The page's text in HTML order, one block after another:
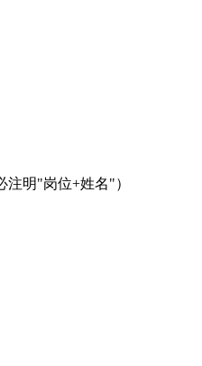
注明"岗位+姓名"）